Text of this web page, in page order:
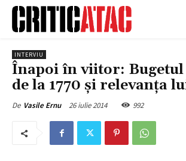
INTERVIU
Înapoi în viitor:
de la 1770 şi relevanţa
De Vasile Ernu 26 iulie 2014 992